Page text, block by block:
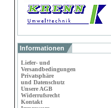
Informationen
Liefer- und
Versandbedingungen
Privatsphäre
und Datenschutz
Unsere AGB
Widerrufsrecht
Kontakt